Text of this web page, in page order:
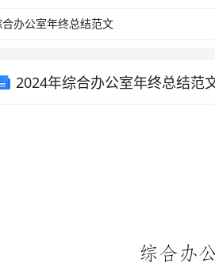
2024年综合办公室年终总结范